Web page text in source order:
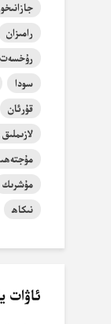
رامىزان
رۇخسەت
سودا
قۇرئان
مۇشرىك
نىكاھ
ئاۋات